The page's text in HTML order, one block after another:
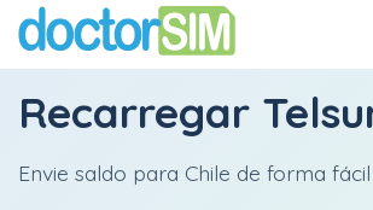
Recarregar
Envie saldo para Chile de forma